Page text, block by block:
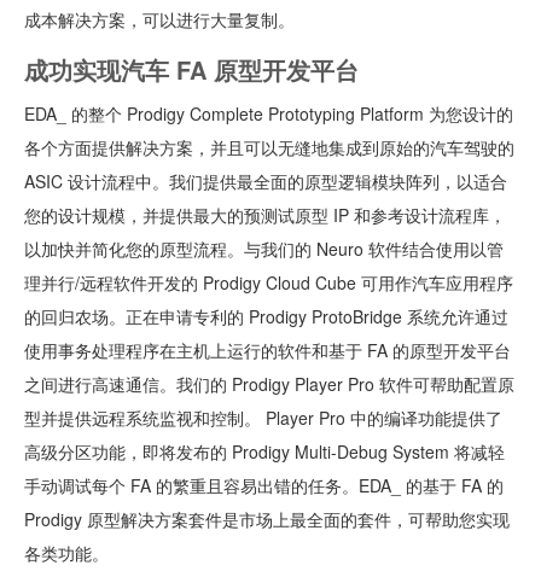
成本解决方案，可以进行大量复制。
成功实现汽车 FA 原型开发平台
EDA_ 的整个 Prodigy Complete Prototyping Platform 为您设计的
各个方面提供解决方案，并且可以无缝地集成到原始的汽车驾驶的
ASIC 设计流程中。我们提供最全面的原型逻辑模块阵列，以适合
您的设计规模，并提供最大的预测试原型 IP 和参考设计流程库，
以加快并简化您的原型流程。与我们的 Neuro 软件结合使用以管
理并行/远程软件开发的 Prodigy Cloud Cube 可用作汽车应用程序
的回归农场。正在申请专利的 Prodigy ProtoBridge 系统允许通过
使用事务处理程序在主机上运行的软件和基于 FA 的原型开发平台
之间进行高速通信。我们的 Prodigy Player Pro 软件可帮助配置原
型并提供远程系统监视和控制。 Player Pro 中的编译功能提供了
高级分区功能，即将发布的 Prodigy Multi-Debug System 将减轻
手动调试每个 FA 的繁重且容易出错的任务。EDA_ 的基于 FA 的
Prodigy 原型解决方案套件是市场上最全面的套件，可帮助您实现
各类功能。